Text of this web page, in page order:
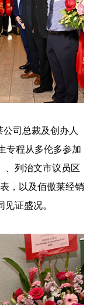
司总裁及创办人
专程从多伦多参加
、列治文市议员区
，以及佰傲莱经销
证盛况。